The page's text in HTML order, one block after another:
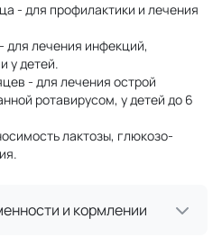
- для профилактики и лечения
для лечения инфекций,
у детей.
- для лечения острой
ротавирусом, у детей до 6
лактозы, глюкозо-
и кормлении